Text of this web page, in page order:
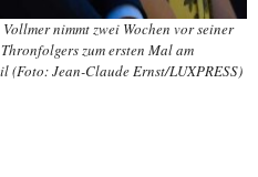
nimmt zwei Wochen vor seiner
zum ersten Mal am
(Foto: Jean-Claude Ernst/LUXPRESS)